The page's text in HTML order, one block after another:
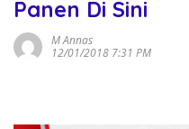
Panen Di Sini
M Annas
12/01/2018 7:31 PM